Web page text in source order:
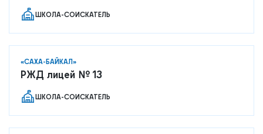
ШКОЛА-СОИСКАТЕЛЬ
«САХА-БАЙКАЛ»
РЖД лицей № 13
ШКОЛА-СОИСКАТЕЛЬ